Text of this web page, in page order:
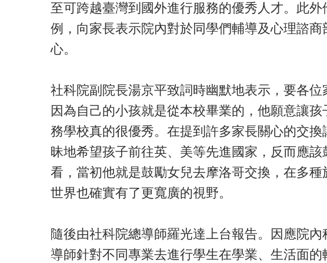
至可跨越臺灣到國外進行服務的優秀人才。此
例，向家長表示院內對於同學們輔導及心理諮
心。
社科院副院長湯京平致詞時幽默地表示，要各位
因為自己的小孩就是從本校畢業的，他願意讓
務學校真的很優秀。在提到許多家長關心的交
昧地希望孩子前往英、美等先進國家，反而應
看，當初他就是鼓勵女兒去摩洛哥交換，在多
世界也確實有了更寬廣的視野。
隨後由社科院總導師羅光達上台報告。因應院
導師針對不同專業去進行學生在學業、生活面